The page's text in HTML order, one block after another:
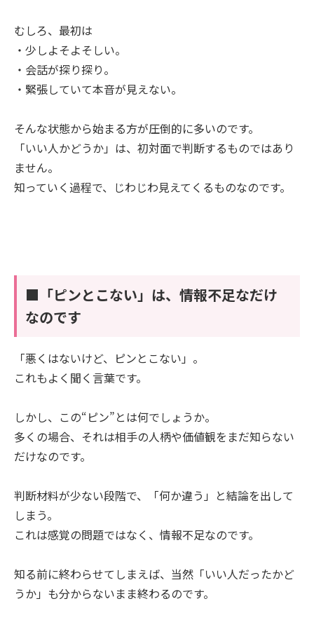
むしろ、最初は
・少しよそよそしい。
・会話が探り探り。
・緊張していて本音が見えない。
そんな状態から始まる方が圧倒的に多いのです。
「いい人かどうか」は、初対面で判断するものではあり
ません。
知っていく過程で、じわじわ見えてくるものなのです。
■「ピンとこない」は、情報不足なだけ
なのです
「悪くはないけど、ピンとこない」。
これもよく聞く言葉です。
しかし、この“ピン”とは何でしょうか。
多くの場合、それは相手の人柄や価値観をまだ知らない
だけなのです。
判断材料が少ない段階で、「何か違う」と結論を出して
しまう。
これは感覚の問題ではなく、情報不足なのです。
知る前に終わらせてしまえば、当然「いい人だったかど
うか」も分からないまま終わるのです。